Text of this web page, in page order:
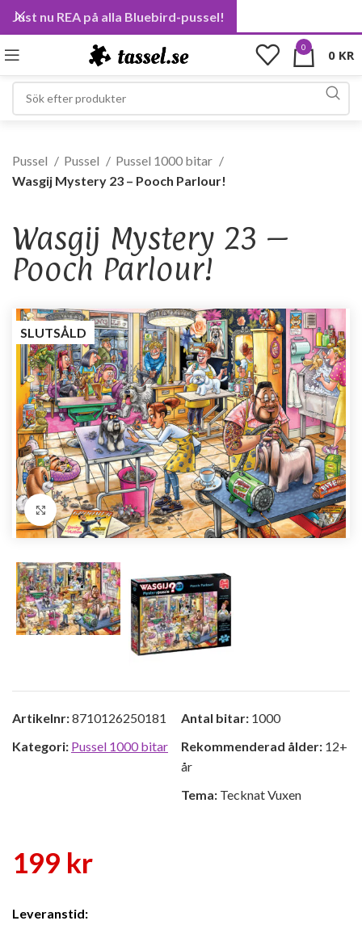
0 0 KR
Pussel Pussel
Pussel 1000 bitar
Wasgij Mystery 23 – Pooch Parlour!
Wasgij Mystery 23 –
Pooch Parlour!
SLUTSÅLD
Förstora bild
Artikelnr:8710126250181
Kategori: Pussel 1000 bitar
Antal bitar: 1000
Rekommenderad ålder: 12+
år
Tema: Tecknat Vuxen
199 kr
Leveranstid:
Just nu REA på alla Bluebird-pussel!